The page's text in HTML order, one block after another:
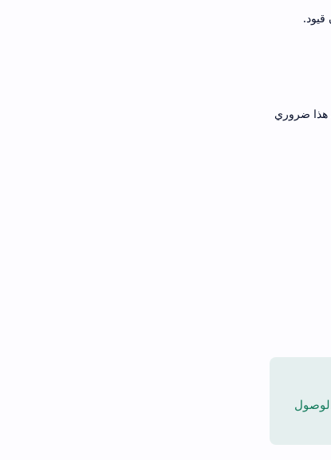
هذا ضروري